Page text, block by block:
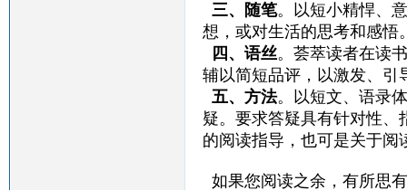
三、随笔。以短小精悍、
想，或对生活的思考和感悟
四、语丝。荟萃读者在读
辅以简短品评，以激发、引
五、方法。以短文、语录
疑。要求答疑具有针对性、
的阅读指导，也可是关于阅
如果您阅读之余，有所思